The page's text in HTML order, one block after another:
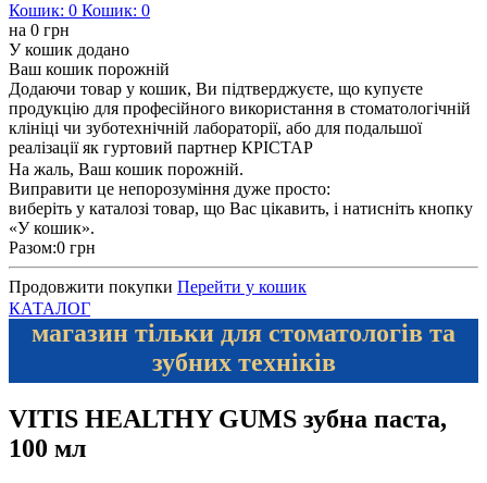
Кошик: 0 Кошик: 0
на 0 грн
У кошик додано
Ваш кошик порожній
Додаючи товар у кошик, Ви підтверджуєте, що купуєте
продукцію для професійного використання в стоматологічній
клініці чи зуботехнічній лабораторії, або для подальшої
реалізації як гуртовий партнер КРІСТАР
На жаль, Ваш кошик порожній.
Виправити це непорозуміння дуже просто:
виберіть у каталозі товар, що Вас цікавить, і натисніть кнопку
«У кошик».
Разом:0 грн
Продовжити покупки Перейти у кошик
КАТАЛОГ
магазин тільки для стоматологів та
зубних техніків
VITIS HEALTHY GUMS зубна паста,
100 мл